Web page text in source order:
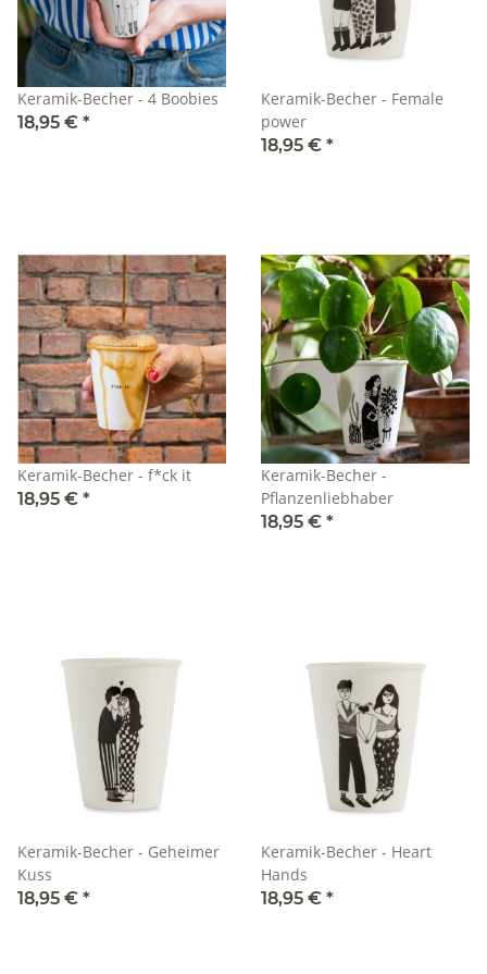
Keramik-Becher - 4 Boobies
18,95 € *
Keramik-Becher - Female
power
18,95 € *
Keramik-Becher - f*ck it
18,95 € *
Keramik-Becher -
Pflanzenliebhaber
18,95 € *
Keramik-Becher - Geheimer
Kuss
18,95 € *
Keramik-Becher - Heart
Hands
18,95 € *